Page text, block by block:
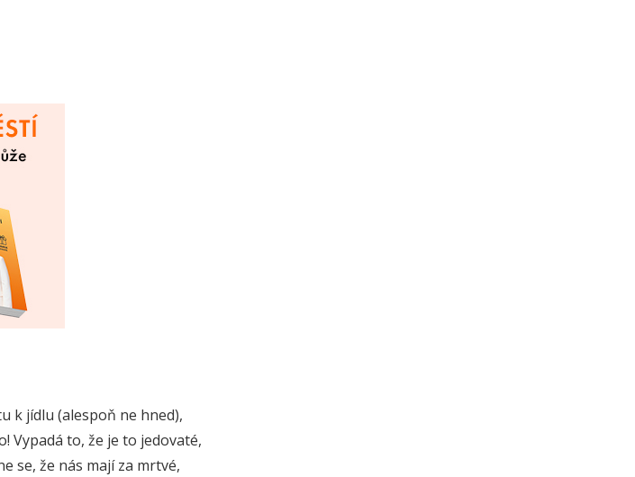
k jídlu (alespoň ne hned),
Vypadá to, že je to jedovaté,
se, že nás mají za mrtvé,